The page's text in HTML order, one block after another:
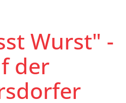
Wurst" -
der